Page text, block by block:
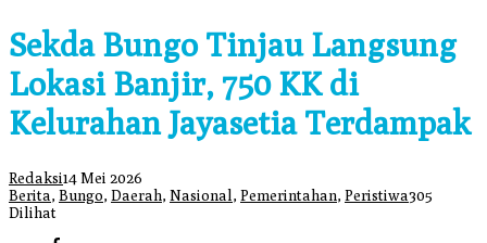
Sekda Bungo Tinjau Langsung
Lokasi Banjir, 750 KK di
Kelurahan Jayasetia Terdampak
Redaksi14 Mei 2026
Berita, Bungo, Daerah, Nasional , Pemerintahan, Peristiwa305
Dilihat